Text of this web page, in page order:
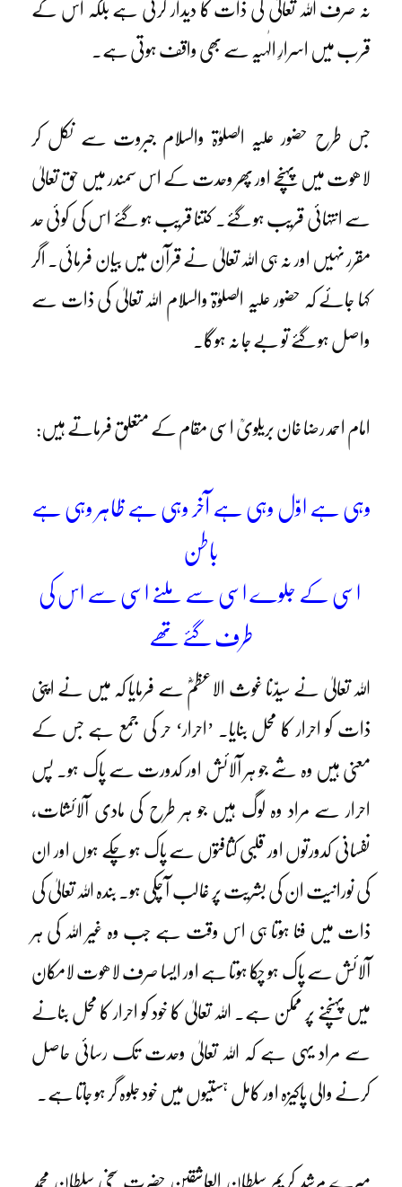
نہ صرف اللہ تعالیٰ کی ذات کا دیدار کرتی ہے بلکہ اس کے
قرب میں اسرارِ الٰہیہ سے بھی واقف ہوتی ہے۔
جس طرح حضور علیہ الصلوٰۃ والسلام جبروت سے نکل کر
لاھوت میں پہنچے اور پھر وحدت کے اس سمندر میں حق تعالیٰ
سے انتہائی قریب ہو گئے۔ کتنا قریب ہو گئے اس کی کوئی حد
مقرر نہیں اور نہ ہی اللہ تعالیٰ نے قرآن میں بیان فرمائی۔ اگر
کہا جائے کہ حضور علیہ الصلوٰۃ والسلام اللہ تعالیٰ کی ذات سے
واصل ہو گئے تو بے جا نہ ہوگا۔
امام احمد رضا خان بریلویؒ اسی مقام کے متعلق فرماتے ہیں:
وہی ہے اوّل وہی ہے آخر وہی ہے ظاہر وہی ہے
باطن
اسی کے جلوے اسی سے ملنے اسی سے اس کی
طرف گئے تھے
اللہ تعالیٰ نے سیدّنا غوث الاعظمؓ سے فرمایا کہ میں نے اپنی
ذات کو احرار کا محل بنایا۔ ’احرار‘ حر کی جمع ہے جس کے
معنی ہیں وہ شے جو ہر آلائش اور کدورت سے پاک ہو۔ پس
احرار سے مراد وہ لوگ ہیں جو ہر طرح کی مادی آلائشات،
نفسانی کدورتوں اور قلبی کثافتوں سے پاک ہو چکے ہوں اور ان
کی نورانیت ان کی بشریت پر غالب آ چکی ہو۔ بندہ اللہ تعالیٰ کی
ذات میں فنا ہوتا ہی اس وقت ہے جب وہ غیر اللہ کی ہر
آلائش سے پاک ہو چکا ہوتا ہے اور ایسا صرف لاھوت لامکان
میں پہنچنے پر ممکن ہے۔ اللہ تعالیٰ کا خود کو احرار کا محل بنانے
سے مراد یہی ہے کہ اللہ تعالیٰ وحدت تک رسائی حاصل
کرنے والی پاکیزہ اور کامل ہستیوں میں خود جلوہ گر ہو جاتا ہے۔
میرے مرشد کریم سلطان العاشقین حضرت سخی سلطان محمد